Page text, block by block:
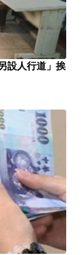
設人行道」挨